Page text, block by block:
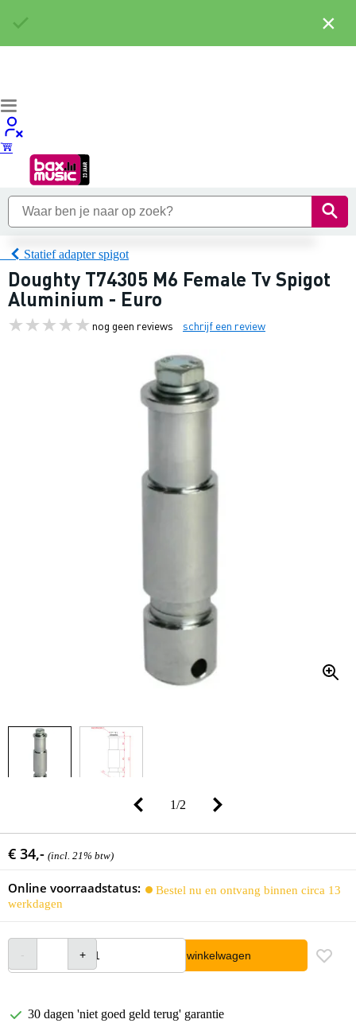
Statief adapter spigot
Doughty T74305 M6 Female Tv Spigot
Aluminium - Euro
nog geen reviews schrijf een review
1/2
€ 34,- (incl. 21% btw)
Online voorraadstatus:
Bestel nu en ontvang binnen circa 13
werkdagen
In winkelwagen
30 dagen 'niet goed geld terug' garantie
×